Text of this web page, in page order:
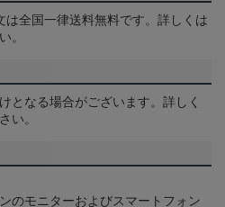
全国一律送料無料です。詳しくは
。
となる場合がございます。詳しく
い。
のモニターおよびスマートフォン